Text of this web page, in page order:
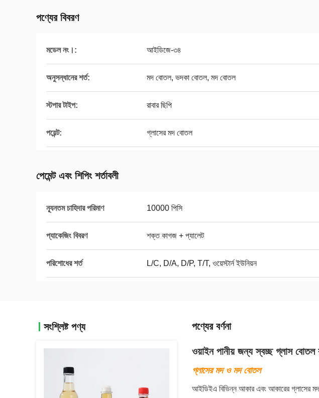
পণ্যের বিবরণ
মডেল নং।: আইডিজে-৩৪
অনুসন্ধানের শর্ত: মদ বোতল, ভদকা বোতল, মদ বোতল
স্টপার টাইপ: রাবার ছিপি
পয়েন্ট: গ্লাসের মদ বোতল
পেমেন্ট এবং শিপিং শর্তাবলী
ন্যূনতম চাহিদার পরিমাণ 10000 পিসি
প্যাকেজিং বিবরণ শক্ত কাগজ + প্যালেট
পরিশোধের শর্ত L/C, D/A, D/P, T/T, ওয়েস্টার্ন ইউনিয়ন
সংশ্লিষ্ট পণ্য পণ্যের বর্ণনা
ওয়াইন পানীয় জন্য স্বচ্ছ গ্লাস বোতল
গ্লাসের মদ ও মদ বোতল
আইডিইএ বিভিন্ন আকার এবং আকারের গ্লাসের মদ